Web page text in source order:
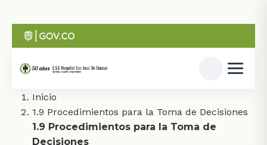
Inicio
1.9 Procedimientos para la Toma de Decisiones
1.9 Procedimientos para la Toma de
Decisiones